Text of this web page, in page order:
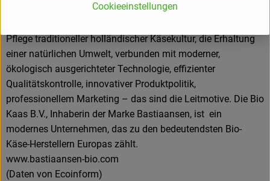
Umweltbewusstsein sind bis auf den heutigen Tag
Pflege traditioneller holländischer Käsekultur, die Erhaltung
einer natürlichen Umwelt, verbunden mit moderner,
ökologisch ausgerichteter Technologie, effizienter
Qualitätskontrolle, innovativer Produktpolitik,
professionellem Marketing – das sind die Leitmotive. Die Bio
Kaas B.V., Inhaberin der Marke Bastiaansen, ist ein
modernes Unternehmen, das zu den bedeutendsten Bio-
Käse-Herstellern Europas zählt.
www.bastiaansen-bio.com
(Daten von Ecoinform)
Cookieeinstellungen